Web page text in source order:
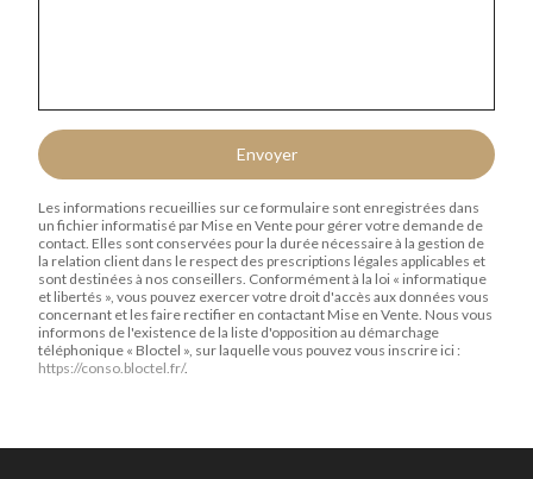
Envoyer
Les informations recueillies sur ce formulaire sont enregistrées dans
un fichier informatisé par Mise en Vente pour gérer votre demande de
contact. Elles sont conservées pour la durée nécessaire à la gestion de
la relation client dans le respect des prescriptions légales applicables et
sont destinées à nos conseillers. Conformément à la loi « informatique
et libertés », vous pouvez exercer votre droit d'accès aux données vous
concernant et les faire rectifier en contactant Mise en Vente. Nous vous
informons de l'existence de la liste d'opposition au démarchage
téléphonique « Bloctel », sur laquelle vous pouvez vous inscrire ici :
https://conso.bloctel.fr/.